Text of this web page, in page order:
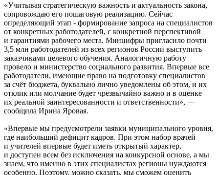
«Учитывая стратегическую важность и актуальность закона,
сопровождаю его пошаговую реализацию. Сейчас
определяющий этап - формирование запроса на специалистов
от конкретных работодателей, с конкретной перспективой
и гарантиями рабочего места. Минцифры пригласило почти
3,5 млн работодателей из всех регионов России выступить
заказчиками целевого обучения. Аналогичную работу
провело и министерство социального развития. Впервые все
работодатели, имеющие право на подготовку специалистов
за счёт бюджета, буквально лично уведомлены об этом, и их
отклик или молчание будет чрезвычайно важно и в оценке
их реальной заинтересованности и ответственности», —
сообщила Ирина Яровая.
«Впервые мы предусмотрели заявки муниципального уровня,
где наибольший дефицит кадров. При этом набор врачей
и учителей впервые будет иметь открытый характер,
и доступен всем без исключения на конкурсной основе, а мы
знаем, что именно в этих специалистах регионы нуждаются
особенно. Поэтому, можно сказать, мы сможем оценить